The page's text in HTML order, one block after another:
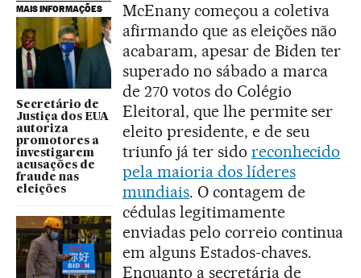
MAIS INFORMAÇÕES
Secretário de
Justiça dos EUA
autoriza
promotores a
investigarem
acusações de
fraude nas
eleições
McEnany começou a coletiva
afirmando que as eleições não
acabaram, apesar de Biden ter
superado no sábado a marca
de 270 votos do Colégio
Eleitoral, que lhe permite ser
eleito presidente, e de seu
triunfo já ter sido reconhecido
pela maioria dos líderes
mundiais. O contagem de
cédulas legitimamente
enviadas pelo correio continua
em alguns Estados-chaves.
Enquanto a secretária de